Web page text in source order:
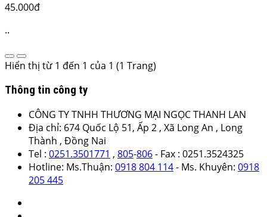
45.000đ
..
Hiển thị từ 1 đến 1 của 1 (1 Trang)
Thông tin công ty
CÔNG TY TNHH THƯƠNG MẠI NGỌC THANH LAN
Địa chỉ: 674 Quốc Lộ 51, Ấp 2 , Xã Long An , Long
Thành , Đồng Nai
Tel : 0251.3501771 , 805-806- Fax : 0251.3524325
Hotline: Ms.Thuận: 0918 804 114- Ms. Khuyên: 0918
205 445